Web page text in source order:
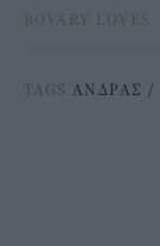
BOVARY LOVES
TAGS ΑΝΔΡΑΣ /